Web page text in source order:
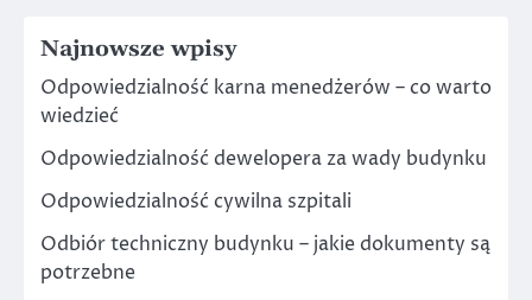
Najnowsze wpisy
Odpowiedzialność karna menedżerów – co warto
wiedzieć
Odpowiedzialność dewelopera za wady budynku
Odpowiedzialność cywilna szpitali
Odbiór techniczny budynku – jakie dokumenty są
potrzebne